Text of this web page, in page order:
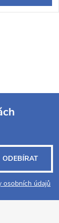
osobních údajů
ODEBÍRAT